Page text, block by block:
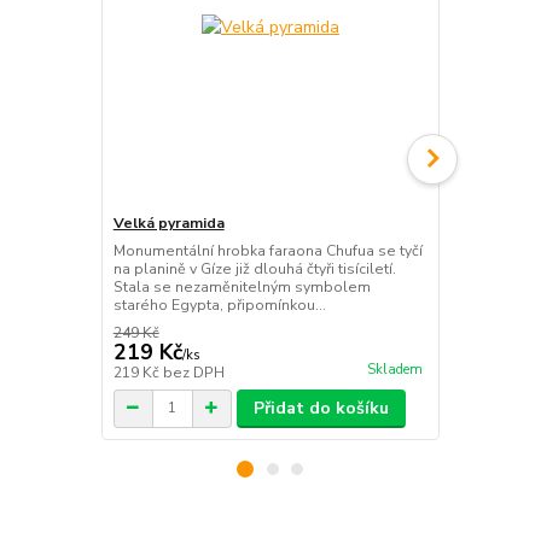
Velká pyramida
Monumentální hrobka faraona Chufua se tyčí
na planině v Gíze již dlouhá čtyři tisíciletí.
Stala se nezaměnitelným symbolem
starého Egypta, připomínkou...
249 Kč
219 Kč/ks
219 Kč bez DPH Skladem
Přidat do košíku